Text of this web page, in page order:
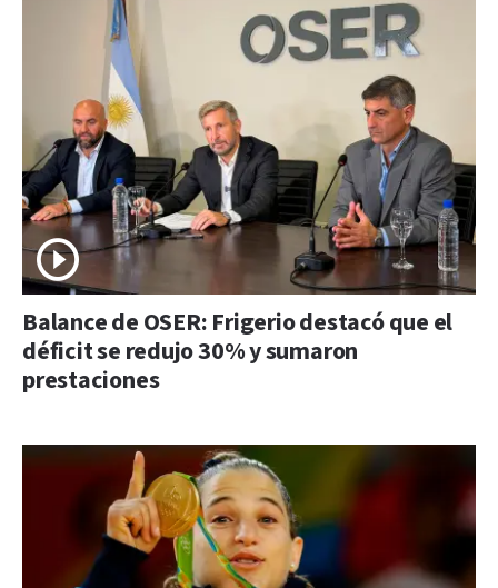
Balance de OSER: Frigerio destacó que el
déficit se redujo 30% y sumaron
prestaciones